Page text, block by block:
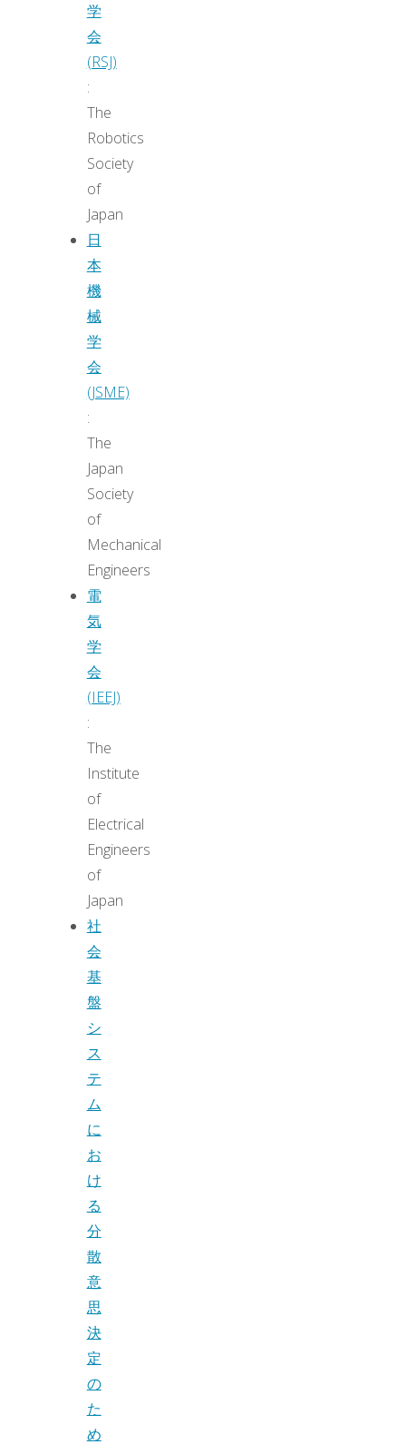
学
会
(RSJ)
:
The
Robotics
Society
of
Japan
日
本
機
械
学
会
(JSME)
:
The
Japan
Society
of
Mechanical
Engineers
電
気
学
会
(IEEJ)
:
The
Institute
of
Electrical
Engineers
of
Japan
社
会
基
盤
シ
ス
テ
ム
に
お
け
る
分
散
意
思
決
定
の
た
め